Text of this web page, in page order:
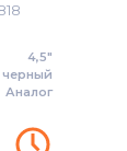
4,5"
черный
Аналог